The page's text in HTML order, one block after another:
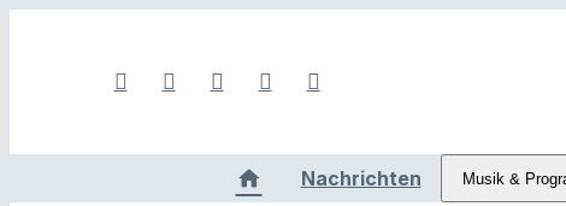
Nachrichten Musik &